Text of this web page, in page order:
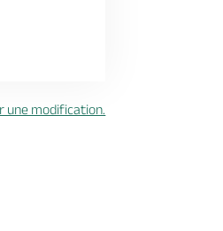
une modification.